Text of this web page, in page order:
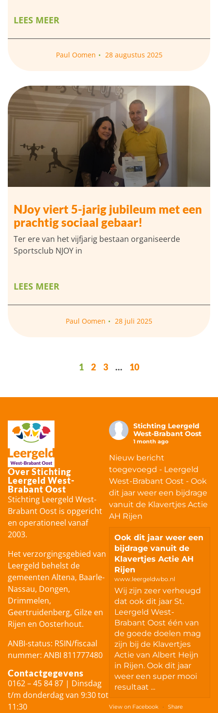
LEES MEER
Paul Oomen 28 augustus 2025
NJoy viert 5-jarig jubileum met een
prachtig sociaal gebaar!
Ter ere van het vijfjarig bestaan organiseerde
Sportsclub NJOY in
LEES MEER
Paul Oomen 28 juli 2025
1 2 3 … 10
Over Stichting
Leergeld West-
Brabant Oost
Stichting Leergeld West-
Brabant Oost is opgericht
en operationeel vanaf
2003.
Het verzorgingsgebied van
Leergeld behelst de
gemeenten Altena, Baarle-
Nassau, Dongen,
Drimmelen,
Geertruidenberg, Gilze en
Rijen en Oosterhout.
ANBI-status: RSIN/fiscaal
nummer: ANBI 811777480
Contactgegevens
0162 – 45 84 87 | Dinsdag
t/m donderdag van 9:30 tot
11:30
Stichting Leergeld
West-Brabant Oost
1 month ago
Nieuw bericht
toegevoegd - Leergeld
West-Brabant Oost - Ook
dit jaar weer een bijdrage
vanuit de Klavertjes Actie
AH Rijen
Ook dit jaar weer een
bijdrage vanuit de
Klavertjes Actie AH
Rijen
www.leergeldwbo.nl
Wij zijn zeer verheugd
dat ook dit jaar St.
Leergeld West-
Brabant Oost één van
de goede doelen mag
zijn bij de Klavertjes
Actie van Albert Heijn
in Rijen. Ook dit jaar
weer een super mooi
resultaat ...
View on Facebook · Share